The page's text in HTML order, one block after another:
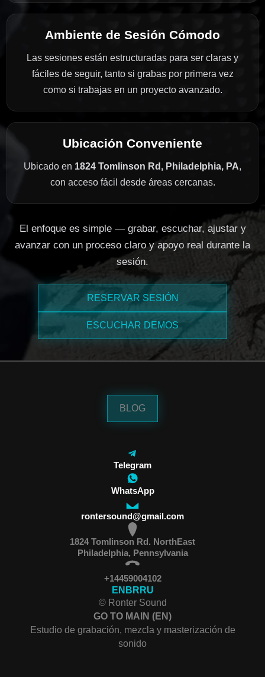
Ambiente de Sesión Cómodo
Las sesiones están estructuradas para ser claras y
fáciles de seguir, tanto si grabas por primera vez
como si trabajas en un proyecto avanzado.
Ubicación Conveniente
Ubicado en 1824 Tomlinson Rd, Philadelphia, PA,
con acceso fácil desde áreas cercanas.
El enfoque es simple — grabar, escuchar, ajustar y
avanzar con un proceso claro y apoyo real durante la
sesión.
RESERVAR SESIÓN
ESCUCHAR DEMOS
BLOG
Telegram
WhatsApp
rontersound@gmail.com
1824 Tomlinson Rd. NorthEast
Philadelphia, Pennsylvania
+14459004102
EN BR RU
© Ronter Sound
GO TO MAIN (EN)
Estudio de grabación, mezcla y masterización de
sonido